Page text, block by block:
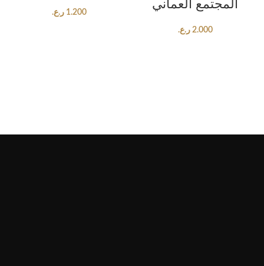
1.200 ر.ع.
المجتمع العماني
2.000 ر.ع.